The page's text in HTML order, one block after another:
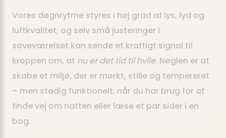
Vores døgnrytme styres i høj grad af lys, lyd og
luftkvalitet, og selv små justeringer i
soveværelset kan sende et kraftigt signal til
kroppen om, at nu er det tid til hvile. Nøglen er at
skabe et miljø, der er mørkt, stille og tempereret
– men stadig funktionelt, når du har brug for at
finde vej om natten eller læse et par sider i en
bog.